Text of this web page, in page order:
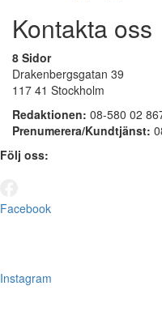
Kontakta oss
8 Sidor
Drakenbergsgatan 39
117 41 Stockholm
Redaktionen: 08-580 02
Prenumerera/Kundtjänst:
Följ oss:
Facebook
Instagram